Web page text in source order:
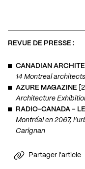
REVUE DE PRESSE :
CANADIAN
14 Montreal
AZURE MAGAZINE
Architecture
RADIO-CANADA –
Montréal en 2067,
Carignan
Partager l'article